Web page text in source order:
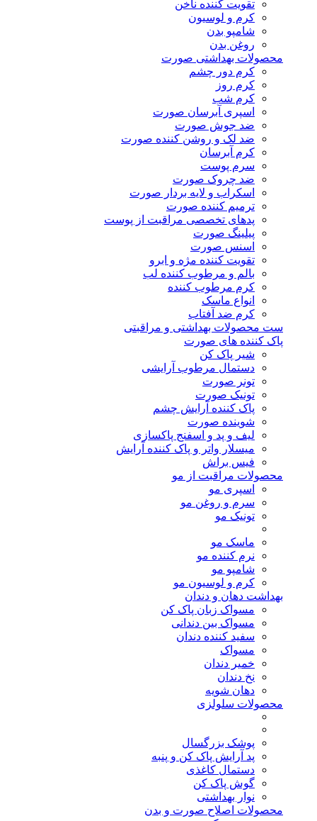
تقویت کننده ناخن
کرم و لوسیون
شامپو بدن
روغن بدن
محصولات بهداشتی صورت
کرم دور چشم
کرم روز
کرم شب
اسپری آبرسان صورت
ضد جوش صورت
ضد لک و روشن کننده صورت
کرم آبرسان
سرم پوست
ضد چروک صورت
اسکراب و لایه بردار صورت
ترمیم کننده صورت
پدهای تخصصی مراقبت از پوست
پیلینگ صورت
اسنس صورت
تقویت کننده مژه و ابرو
بالم و مرطوب کننده لب
کرم مرطوب کننده
انواع ماسک
کرم ضد آفتاب
ست محصولات بهداشتی و مراقبتی
پاک کننده های صورت
شیر پاک کن
دستمال مرطوب آرایشی
تونر صورت
تونیک صورت
پاک کننده آرایش چشم
شوینده صورت
لیف و پد و اسفنج پاکسازی
میسلار واتر و پاک کننده آرایش
فیس براش
محصولات مراقبت از مو
اسپری مو
سرم و روغن مو
تونیک مو
ماسک مو
نرم کننده مو
شامپو مو
کرم و لوسیون مو
بهداشت دهان و دندان
مسواک زبان پاک کن
مسواک بین دندانی
سفید کننده دندان
مسواک
خمیر دندان
نخ دندان
دهان شویه
محصولات سلولزی
پوشک بزرگسال
پد آرایش پاک کن و پنبه
دستمال کاغذی
گوش پاک کن
نوار بهداشتی
محصولات اصلاح صورت و بدن